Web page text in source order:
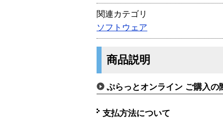
関連カテゴリ
ソフトウェア
商品説明
ぷらっとオンライン ご購入の
支払方法について